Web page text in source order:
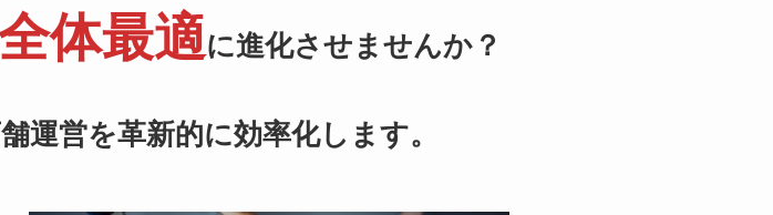
体最適に進化させませんか？
運営を革新的に効率化します。